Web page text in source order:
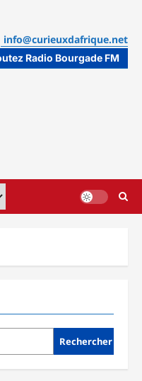
info@curieuxdafrique.net
Radio Bourgade FM
Rechercher